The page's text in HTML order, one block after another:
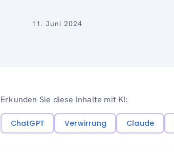
11. Juni 2024
Erkunden Sie diese Inhalte mit KI:
ChatGPT Verwirrung Claude